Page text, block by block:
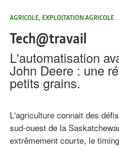
AGRICOLE, EXPLOITATION AGRICOLE
Tech@travail
.
L'automatisation
John Deere : une
petits grains.
L'agriculture connait des
sud-ouest de la
extrêmement courte, le